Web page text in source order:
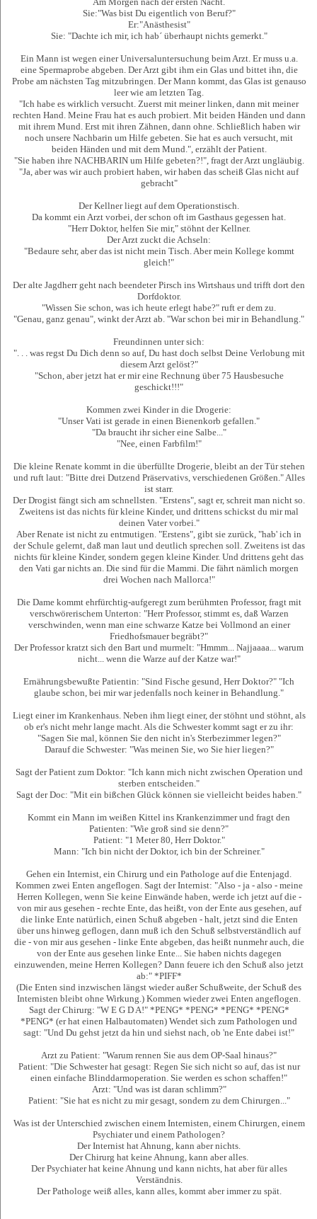
Sie:"Was bist Du eigentlich von Beruf?"
Er:"Anästhesist"
Sie: "Dachte ich mir, ich hab´ überhaupt nichts gemerkt."
Ein Mann ist wegen einer Universaluntersuchung beim Arzt. Er muss u.a.
eine Spermaprobe abgeben. Der Arzt gibt ihm ein Glas und bittet ihn, die
Probe am nächsten Tag mitzubringen. Der Mann kommt, das Glas ist genauso
leer wie am letzten Tag.
"Ich habe es wirklich versucht. Zuerst mit meiner linken, dann mit meiner
rechten Hand. Meine Frau hat es auch probiert. Mit beiden Händen und dann
mit ihrem Mund. Erst mit ihren Zähnen, dann ohne. Schließlich haben wir
noch unsere Nachbarin um Hilfe gebeten. Sie hat es auch versucht, mit
beiden Händen und mit dem Mund.", erzählt der Patient.
"Sie haben ihre NACHBARIN um Hilfe gebeten?!", fragt der Arzt ungläubig.
"Ja, aber was wir auch probiert haben, wir haben das scheiß Glas nicht auf
gebracht"
Der Kellner liegt auf dem Operationstisch.
Da kommt ein Arzt vorbei, der schon oft im Gasthaus gegessen hat.
"Herr Doktor, helfen Sie mir," stöhnt der Kellner.
Der Arzt zuckt die Achseln:
"Bedaure sehr, aber das ist nicht mein Tisch. Aber mein Kollege kommt
gleich!"
Der alte Jagdherr geht nach beendeter Pirsch ins Wirtshaus und trifft dort den
Dorfdoktor.
"Wissen Sie schon, was ich heute erlegt habe?" ruft er dem zu.
"Genau, ganz genau", winkt der Arzt ab. "War schon bei mir in Behandlung."
Freundinnen unter sich:
". . . was regst Du Dich denn so auf, Du hast doch selbst Deine Verlobung mit
diesem Arzt gelöst?"
"Schon, aber jetzt hat er mir eine Rechnung über 75 Hausbesuche
geschickt!!!"
Kommen zwei Kinder in die Drogerie:
"Unser Vati ist gerade in einen Bienenkorb gefallen."
"Da braucht ihr sicher eine Salbe..."
"Nee, einen Farbfilm!"
Die kleine Renate kommt in die überfüllte Drogerie, bleibt an der Tür stehen
und ruft laut: "Bitte drei Dutzend Präservativs, verschiedenen Größen." Alles
ist starr.
Der Drogist fängt sich am schnellsten. "Erstens", sagt er, schreit man nicht so.
Zweitens ist das nichts für kleine Kinder, und drittens schickst du mir mal
deinen Vater vorbei."
Aber Renate ist nicht zu entmutigen. "Erstens", gibt sie zurück, "hab' ich in
der Schule gelernt, daß man laut und deutlich sprechen soll. Zweitens ist das
nichts für kleine Kinder, sondern gegen kleine Kinder. Und drittens geht das
den Vati gar nichts an. Die sind für die Mammi. Die fährt nämlich morgen
drei Wochen nach Mallorca!"
Die Dame kommt ehrfürchtig-aufgeregt zum berühmten Professor, fragt mit
verschwörerischem Unterton: "Herr Professor, stimmt es, daß Warzen
verschwinden, wenn man eine schwarze Katze bei Vollmond an einer
Friedhofsmauer begräbt?"
Der Professor kratzt sich den Bart und murmelt: "Hmmm... Najjaaaa... warum
nicht... wenn die Warze auf der Katze war!"
Ernährungsbewußte Patientin: "Sind Fische gesund, Herr Doktor?" "Ich
glaube schon, bei mir war jedenfalls noch keiner in Behandlung."
Liegt einer im Krankenhaus. Neben ihm liegt einer, der stöhnt und stöhnt, als
ob er's nicht mehr lange macht. Als die Schwester kommt sagt er zu ihr:
"Sagen Sie mal, können Sie den nicht in's Sterbezimmer legen?"
Darauf die Schwester: "Was meinen Sie, wo Sie hier liegen?"
Sagt der Patient zum Doktor: "Ich kann mich nicht zwischen Operation und
sterben entscheiden."
Sagt der Doc: "Mit ein bißchen Glück können sie vielleicht beides haben."
Kommt ein Mann im weißen Kittel ins Krankenzimmer und fragt den
Patienten: "Wie groß sind sie denn?"
Patient: "1 Meter 80, Herr Doktor."
Mann: "Ich bin nicht der Doktor, ich bin der Schreiner."
Gehen ein Internist, ein Chirurg und ein Pathologe auf die Entenjagd.
Kommen zwei Enten angeflogen. Sagt der Internist: "Also - ja - also - meine
Herren Kollegen, wenn Sie keine Einwände haben, werde ich jetzt auf die -
von mir aus gesehen - rechte Ente, das heißt, von der Ente aus gesehen, auf
die linke Ente natürlich, einen Schuß abgeben - halt, jetzt sind die Enten
über uns hinweg geflogen, dann muß ich den Schuß selbstverständlich auf
die - von mir aus gesehen - linke Ente abgeben, das heißt nunmehr auch, die
von der Ente aus gesehen linke Ente... Sie haben nichts dagegen
einzuwenden, meine Herren Kollegen? Dann feuere ich den Schuß also jetzt
ab:" *PIFF*
(Die Enten sind inzwischen längst wieder außer Schußweite, der Schuß des
Internisten bleibt ohne Wirkung.) Kommen wieder zwei Enten angeflogen.
Sagt der Chirurg: "W E G D A!" *PENG* *PENG* *PENG* *PENG*
*PENG* (er hat einen Halbautomaten) Wendet sich zum Pathologen und
sagt: "Und Du gehst jetzt da hin und siehst nach, ob 'ne Ente dabei ist!"
Arzt zu Patient: "Warum rennen Sie aus dem OP-Saal hinaus?"
Patient: "Die Schwester hat gesagt: Regen Sie sich nicht so auf, das ist nur
einen einfache Blinddarmoperation. Sie werden es schon schaffen!"
Arzt: "Und was ist daran schlimm?"
Patient: "Sie hat es nicht zu mir gesagt, sondern zu dem Chirurgen..."
Was ist der Unterschied zwischen einem Internisten, einem Chirurgen, einem
Psychiater und einem Pathologen?
Der Internist hat Ahnung, kann aber nichts.
Der Chirurg hat keine Ahnung, kann aber alles.
Der Psychiater hat keine Ahnung und kann nichts, hat aber für alles
Verständnis.
Der Pathologe weiß alles, kann alles, kommt aber immer zu spät.